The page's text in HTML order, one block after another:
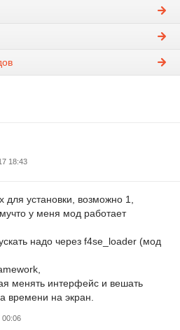
18:43
установки, возможно 1,
у меня мод работает
надо через f4se_loader (мод
менять интерфейс и вешать
времени на экран.
00:06